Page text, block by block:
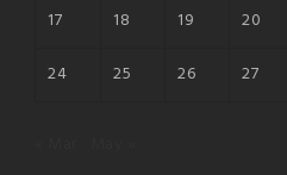
17
18 19 20
24
25 26 27